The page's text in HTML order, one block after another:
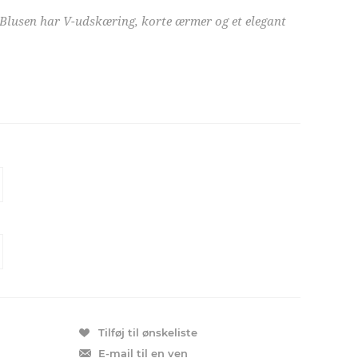
har V-udskæring, korte ærmer og et elegant